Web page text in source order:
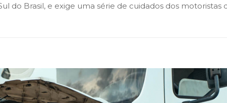
do Brasil, e exige uma série de cuidados dos motoristas